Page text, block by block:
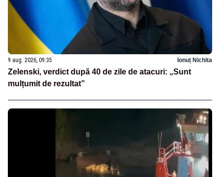
9 aug. 2026, 09:35 Ionuț Nichita
Zelenski, verdict după 40 de zile de atacuri: „Sunt
mulțumit de rezultat”